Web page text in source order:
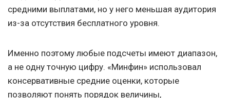
средними выплатами, но у него меньшая аудитория
из-за отсутствия бесплатного уровня.
Именно поэтому любые подсчеты имеют диапазон,
а не одну точную цифру. «Минфин» использовал
консервативные средние оценки, которые
позволяют понять порядок величины,